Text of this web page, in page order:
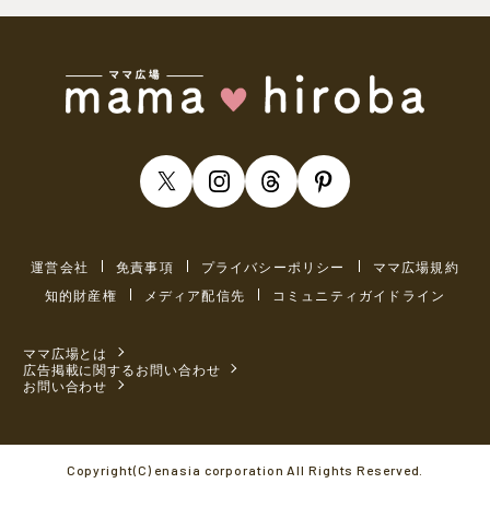
運営会社 免責事項 プライバシーポリシー
ママ広場規約
知的財産権
メディア配信先 コミュニティガイドライン
ママ広場とは
広告掲載に関するお問い合わせ
お問い合わせ
Copyright(C) enasia corporation All Rights Reserved.